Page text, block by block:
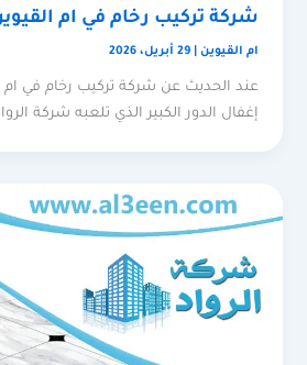
شركة تركيب رخام في ام
ام القيوين |29 أبريل، 2026
عند الحديث عن شركة تركيب رخام في ام
إغفال الدور الكبير الذي تلعبه شركة